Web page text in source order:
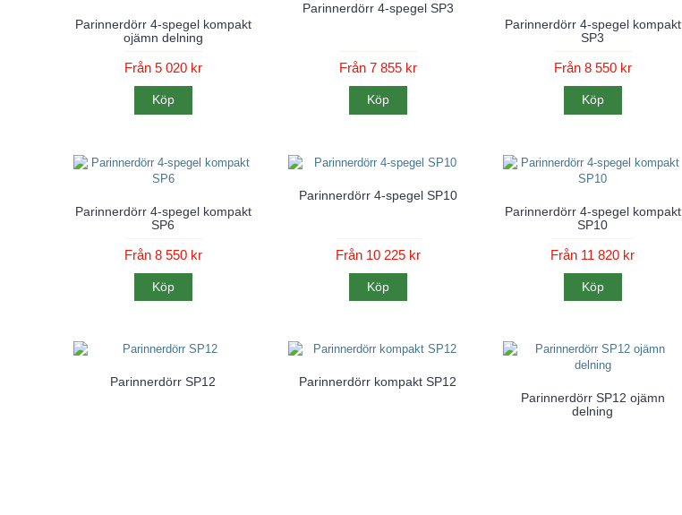
Parinnerdörr 4-spegel kompakt
ojämn delning
Från 5 020 kr
Köp
Parinnerdörr 4-spegel SP3
Från 7 855 kr
Köp
Parinnerdörr 4-spegel kompakt
SP3
Från 8 550 kr
Köp
Parinnerdörr 4-spegel kompakt
SP6
Från 8 550 kr
Köp
Parinnerdörr 4-spegel SP10
Från 10 225 kr
Köp
Parinnerdörr 4-spegel kompakt
SP10
Från 11 820 kr
Köp
Parinnerdörr SP12
Parinnerdörr kompakt SP12
Parinnerdörr SP12 ojämn
delning